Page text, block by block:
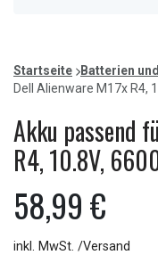
of
1
Startseite Batterien
Dell Alienware M17x R4,
Akku passend
R4, 10.8V,
58,99 €
inkl. MwSt. /Versand